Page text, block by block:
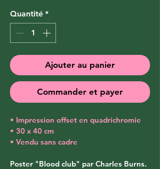
Quantité *
Ajouter au panier
Commander et payer
• Impression offset en quadrichromie
• 30 x 40 cm
• Vendu sans cadre
Poster "Blood club" par Charles Burns.